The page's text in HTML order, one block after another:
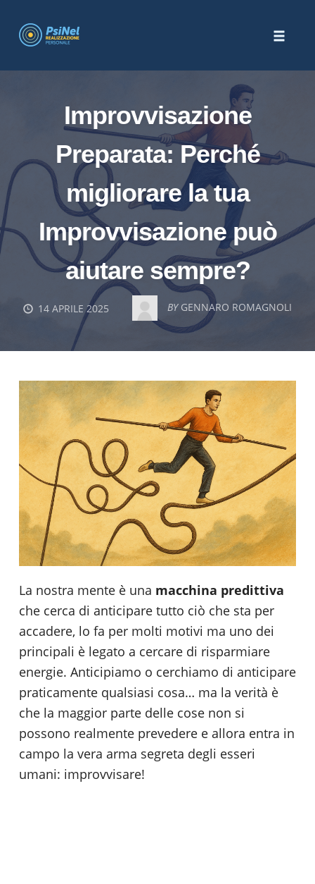
content
Improvvisazione
Preparata: Perché
migliorare la tua
Improvvisazione può
aiutare sempre?
14 APRILE 2025 BY GENNARO ROMAGNOLI
La nostra mente è una macchina predittiva
che cerca di anticipare tutto ciò che sta per
accadere, lo fa per molti motivi ma uno dei
principali è legato a cercare di risparmiare
energie. Anticipiamo o cerchiamo di anticipare
praticamente qualsiasi cosa… ma la verità è
che la maggior parte delle cose non si
possono realmente prevedere e allora entra in
campo la vera arma segreta degli esseri
umani: improvvisare!